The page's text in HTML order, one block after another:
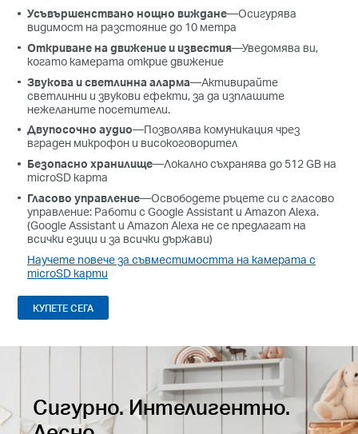
Усъвършенствано нощно виждане—Осигурява
видимост на разстояние до 10 метра
Откриване на движение и известия—Уведомява ви,
когато камерата открие движение
Звукова и светлинна аларма—Активирайте
светлинни и звукови ефекти, за да изплашите
нежеланите посетители.
Двупосочно аудио—Позволява комуникация чрез
вграден микрофон и високоговорител
Безопасно хранилище—Локално съхранява до 512 GB на
microSD карта
Гласово управление—Освободете ръцете си с гласово
управление: Работи с Google Assistant и Amazon Alexa.
(Google Assistant и Amazon Alexa не се предлагат на
всички езици и за всички държави)
Научете повече за съвместимостта на камерата с
microSD карти
КУПЕТЕ СЕГА
Сигурно. Интелигентно.